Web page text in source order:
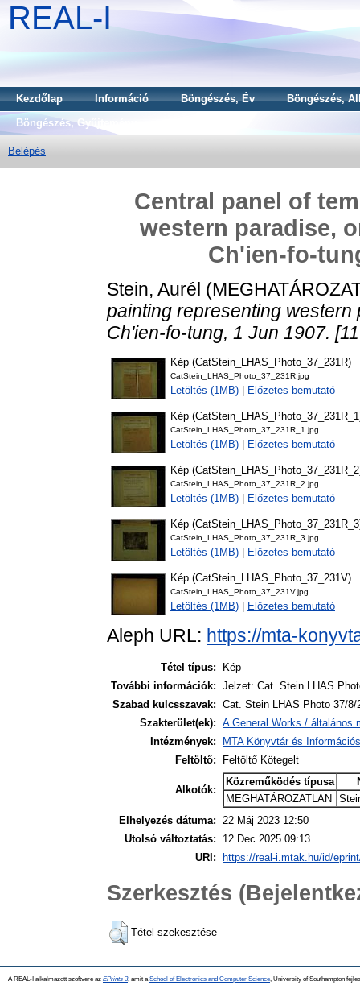
REAL-I
Kezdőlap Információ Böngészés, Év
Böngészés,
Böngészés, Gyűjtemény
Belépés
Central panel of
western paradise,
Ch'ien-fo-
Stein, Aurél
painting representing
Ch'ien-fo-tung, 1 Jun 1907.
Kép (CatStein_LHAS_Photo_37_231R)
CatStein_LHAS_Photo_37_231R.jpg
Letöltés (1MB) Előzetes bemutató
Kép
CatStein_LHAS_Photo_37_231R_1.jpg
Letöltés (1MB) Előzetes bemutató
Kép
CatStein_LHAS_Photo_37_231R_2.jpg
Letöltés (1MB) Előzetes bemutató
Kép
CatStein_LHAS_Photo_37_231R_3.jpg
Letöltés (1MB) Előzetes bemutató
Kép (CatStein_LHAS_Photo_37_231V)
CatStein_LHAS_Photo_37_231V.jpg
Letöltés (1MB) Előzetes bemutató
Aleph URL: https://mta-
Tétel típus:
Kép
További információk: Jelzet: Cat. Stein LHAS
Szabad kulcsszavak: Cat. Stein LHAS Photo 37/8/
Szakterület(ek): A General Works / általános
Intézmények:
MTA Könyvtár és
Feltöltő:
Feltöltő Kötegelt
Alkotók:
Közreműködés típusa
MEGHATÁROZATLAN
Elhelyezés dátuma: 22 Máj 2023 12:50
Utolsó változtatás:
12 Dec 2025 09:13
URI:
https://real-i.mtak.hu/id/
Szerkesztés
Tétel szekesztése
A REAL-I alkalmazott szoftvere az EPrints 3, amit a School of Electronics and Computer Science , University of Southampton